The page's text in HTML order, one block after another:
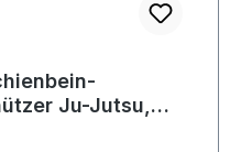
Ju-Jutsu,